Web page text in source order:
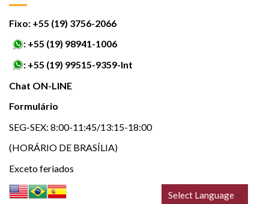
Fixo: +55 (19) 3756-2066
: +55 (19) 98941-1006
: +55 (19) 99515-9359-Int
Chat ON-LINE
Formulário
SEG-SEX: 8:00-11:45/13:15-18:00
(HORÁRIO DE BRASÍLIA)
Exceto feriados